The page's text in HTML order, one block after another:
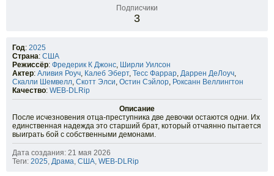
Подписчики
3
Год: 2025
Страна: США
Режиссёр: Фредерик К Джонс, Ширли Уилсон
Актер: Аливия Роуч, Калеб Эберт, Тесс Фаррар, Даррен ДеЛоуч,
Скалли Шемвелл, Скотт Элси, Остин Сэйлор, Роксанн Веллингтон
Качество: WEB-DLRip
Описание
После исчезновения отца-преступника две девочки остаются одни. Их
единственная надежда это старший брат, который отчаянно пытается
выиграть бой с собственными демонами.
Дата создания: 21 мая 2026
Теги: 2025, Драма, США, WEB-DLRip